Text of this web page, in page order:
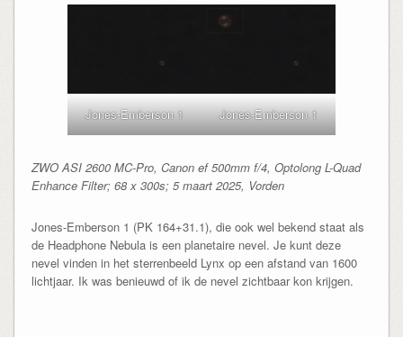
Jones-Emberson 1 Jones-Emberson 1
ZWO ASI 2600 MC-Pro, Canon ef 500mm f/4, Optolong L-Quad
Enhance Filter; 68 x 300s; 5 maart 2025, Vorden
Jones-Emberson 1 (PK 164+31.1), die ook wel bekend staat als
de Headphone Nebula is een planetaire nevel. Je kunt deze
nevel vinden in het sterrenbeeld Lynx op een afstand van 1600
lichtjaar. Ik was benieuwd of ik de nevel zichtbaar kon krijgen.